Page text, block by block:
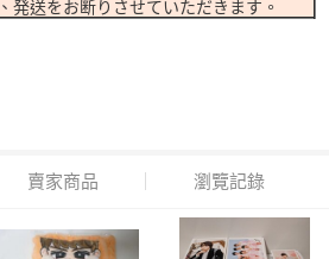
発送をお断りさせていただきます。
賣家商品 瀏覽記錄